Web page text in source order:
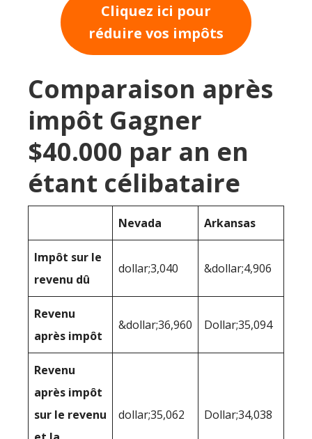
Cliquez ici pour
réduire vos impôts
Comparaison après
impôt Gagner
$40.000 par an en
étant célibataire
Nevada Arkansas
Impôt sur le
revenu dû
dollar;3,040 &dollar;4,906
Revenu
après impôt
&dollar;36,960 Dollar;35,094
Revenu
après impôt
sur le revenu
dollar;35,062 Dollar;34,038